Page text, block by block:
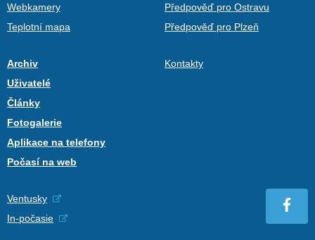
Webkamery
Teplotní mapa
Předpověď pro Ostravu
Předpověď pro Plzeň
Archiv
Uživatelé
Články
Fotogalerie
Aplikace na telefony
Počasí na web
Kontakty
Ventusky
In-počasie